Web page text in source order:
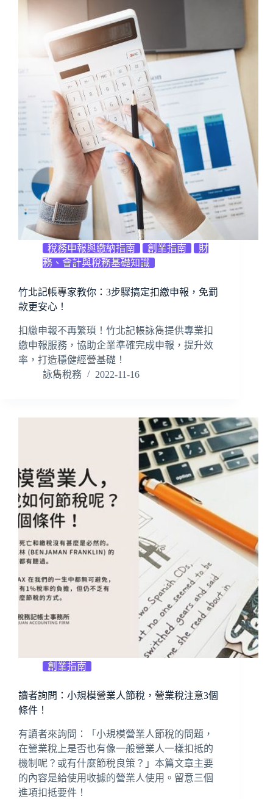
稅務申報與繳納指南 創業指南
財
務、會計與稅務基礎知識
竹北記帳專家教你：3步驟搞定扣繳申報，免罰
款更安心！
扣繳申報不再繁瑣！竹北記帳詠雋提供專業扣
繳申報服務，協助企業準確完成申報，提升效
率，打造穩健經營基礎！
詠雋稅務
2022-11-16
創業指南
讀者詢問：小規模營業人節稅，營業稅注意3個
條件！
有讀者來詢問：「小規模營業人節稅的問題，
在營業稅上是否也有像一般營業人一樣扣抵的
機制呢？或有什麼節稅良策？」本篇文章主要
的內容是給使用收據的營業人使用。留意三個
進項扣抵要件！